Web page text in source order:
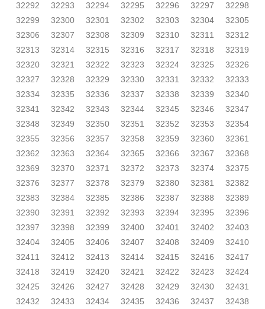
32292
32293 32294 32295 32296 32297
32298
32299
32300 32301 32302 32303 32304
32305
32306
32307 32308 32309 32310 32311
32312
32313
32314 32315 32316 32317 32318
32319
32320
32321 32322 32323 32324 32325
32326
32327
32328 32329 32330 32331 32332
32333
32334
32335 32336 32337 32338 32339
32340
32341
32342 32343 32344 32345 32346
32347
32348
32349 32350 32351 32352 32353
32354
32355
32356 32357 32358 32359 32360
32361
32362
32363 32364 32365 32366 32367
32368
32369
32370 32371 32372 32373 32374
32375
32376
32377 32378 32379 32380 32381
32382
32383
32384 32385 32386 32387 32388
32389
32390
32391 32392 32393 32394 32395
32396
32397
32398 32399 32400 32401 32402
32403
32404
32405 32406 32407 32408 32409
32410
32411
32412 32413 32414 32415 32416
32417
32418
32419 32420 32421 32422 32423
32424
32425
32426 32427 32428 32429 32430
32431
32432
32433 32434 32435 32436 32437
32438